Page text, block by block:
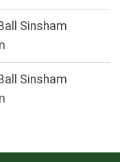
Sinsham
Sinsham